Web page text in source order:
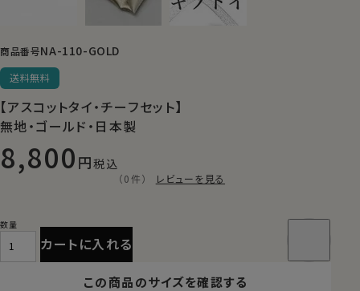
商品番号NA-110-GOLD
送料無料
【アスコットタイ・チーフセット】
無地・ゴールド・日本製
8,800 税込
（0件） レビューを見る
カートに入れる
この商品のサイズを確認する